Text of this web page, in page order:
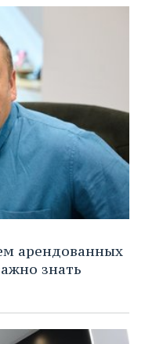
арендованных
знать